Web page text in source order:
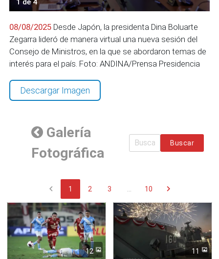
08/08/2025 Desde Japón, la presidenta Dina Boluarte
Zegarra lideró de manera virtual una nueva sesión del
Consejo de Ministros, en la que se abordaron temas de
interés para el país. Foto: ANDINA/Prensa Presidencia
Descargar Imagen
Galería
Fotográfica
Buscar
chevron_left 1 2 3 10 chevron_right
12 11